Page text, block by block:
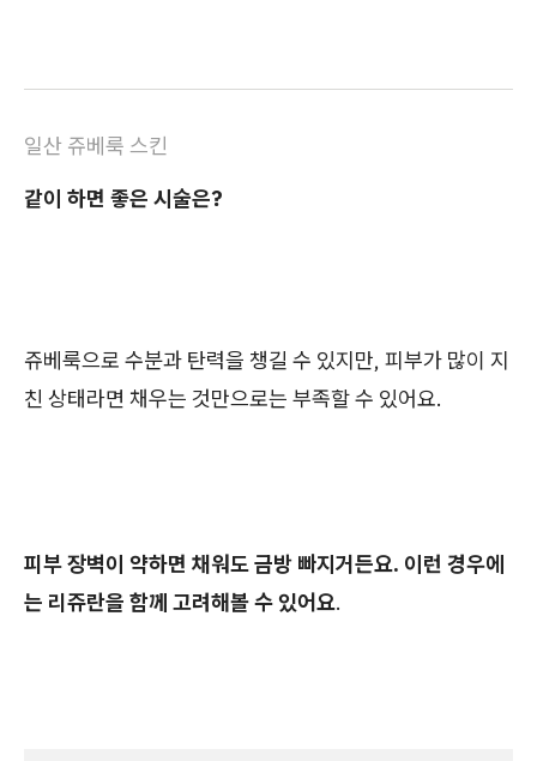
일산 쥬베룩 스킨
같이 하면 좋은 시술은?
쥬베룩으로 수분과 탄력을 챙길 수 있지만, 피부가 많이 지
친 상태라면 채우는 것만으로는 부족할 수 있어요.
피부 장벽이 약하면 채워도 금방 빠지거든요. 이런 경우에
는 리쥬란을 함께 고려해볼 수 있어요.